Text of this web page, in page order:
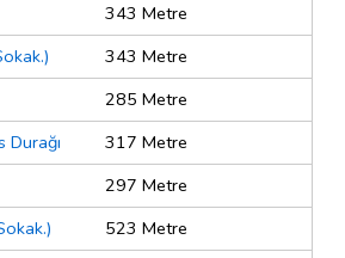
343 Metre
343 Metre
285 Metre
Durağı
317 Metre
297 Metre
523 Metre